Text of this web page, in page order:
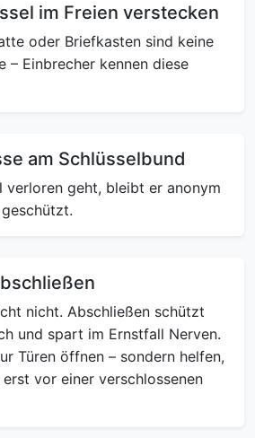
im Freien verstecken
oder Briefkasten sind keine
– Einbrecher kennen diese
am Schlüsselbund
verloren geht, bleibt er anonym
nicht. Abschließen schützt
und spart im Ernstfall Nerven.
Türen öffnen – sondern helfen,
vor einer verschlossenen